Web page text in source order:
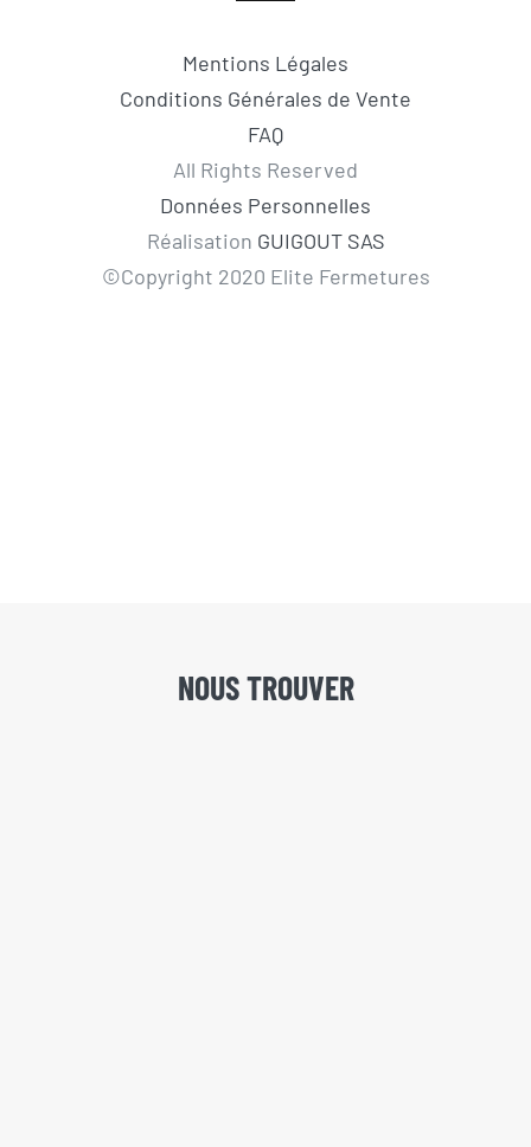
Mentions Légales
Conditions Générales de Vente
FAQ
All Rights Reserved
Données Personnelles
Réalisation GUIGOUT SAS
©Copyright 2020 Elite Fermetures
NOUS TROUVER